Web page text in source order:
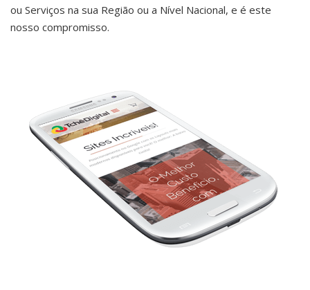
ou Serviços na sua Região ou a Nível Nacional, e é este
nosso compromisso.